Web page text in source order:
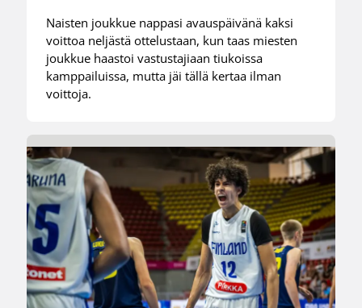
Naisten joukkue nappasi avauspäivänä kaksi
voittoa neljästä ottelustaan, kun taas miesten
joukkue haastoi vastustajiaan tiukoissa
kamppailuissa, mutta jäi tällä kertaa ilman
voittoja.